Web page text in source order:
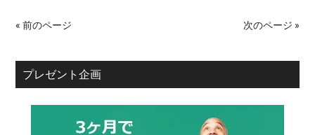
« 前のページ 次のページ »
プレゼント企画